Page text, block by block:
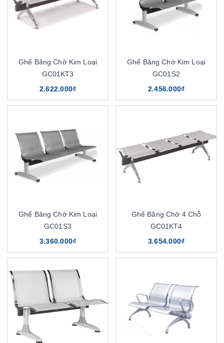
Ghế Băng Chờ Kim Loại
GC01KT3
2.622.000₫
Ghế Băng Chờ Kim Loại
GC01S2
2.456.000₫
Ghế Băng Chờ Kim Loại
GC01S3
3.360.000₫
Ghế Băng Chờ 4 Chỗ
GC01KT4
3.654.000₫